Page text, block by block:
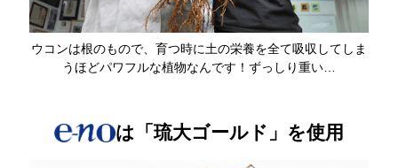
ウコンは根のもので、育つ時に土の栄養を全て吸収してしま
うほどパワフルな植物なんです！ずっしり重い…
は「琉大ゴールド」を使用